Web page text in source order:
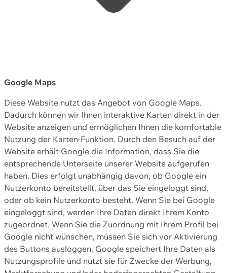
Google Maps
Diese Website nutzt das Angebot von Google Maps.
Dadurch können wir Ihnen interaktive Karten direkt in der
Website anzeigen und ermöglichen Ihnen die komfortable
Nutzung der Karten-Funktion. Durch den Besuch auf der
Website erhält Google die Information, dass Sie die
entsprechende Unterseite unserer Website aufgerufen
haben. Dies erfolgt unabhängig davon, ob Google ein
Nutzerkonto bereitstellt, über das Sie eingeloggt sind,
oder ob kein Nutzerkonto besteht. Wenn Sie bei Google
eingeloggt sind, werden Ihre Daten direkt Ihrem Konto
zugeordnet. Wenn Sie die Zuordnung mit Ihrem Profil bei
Google nicht wünschen, müssen Sie sich vor Aktivierung
des Buttons ausloggen. Google speichert Ihre Daten als
Nutzungsprofile und nutzt sie für Zwecke der Werbung,